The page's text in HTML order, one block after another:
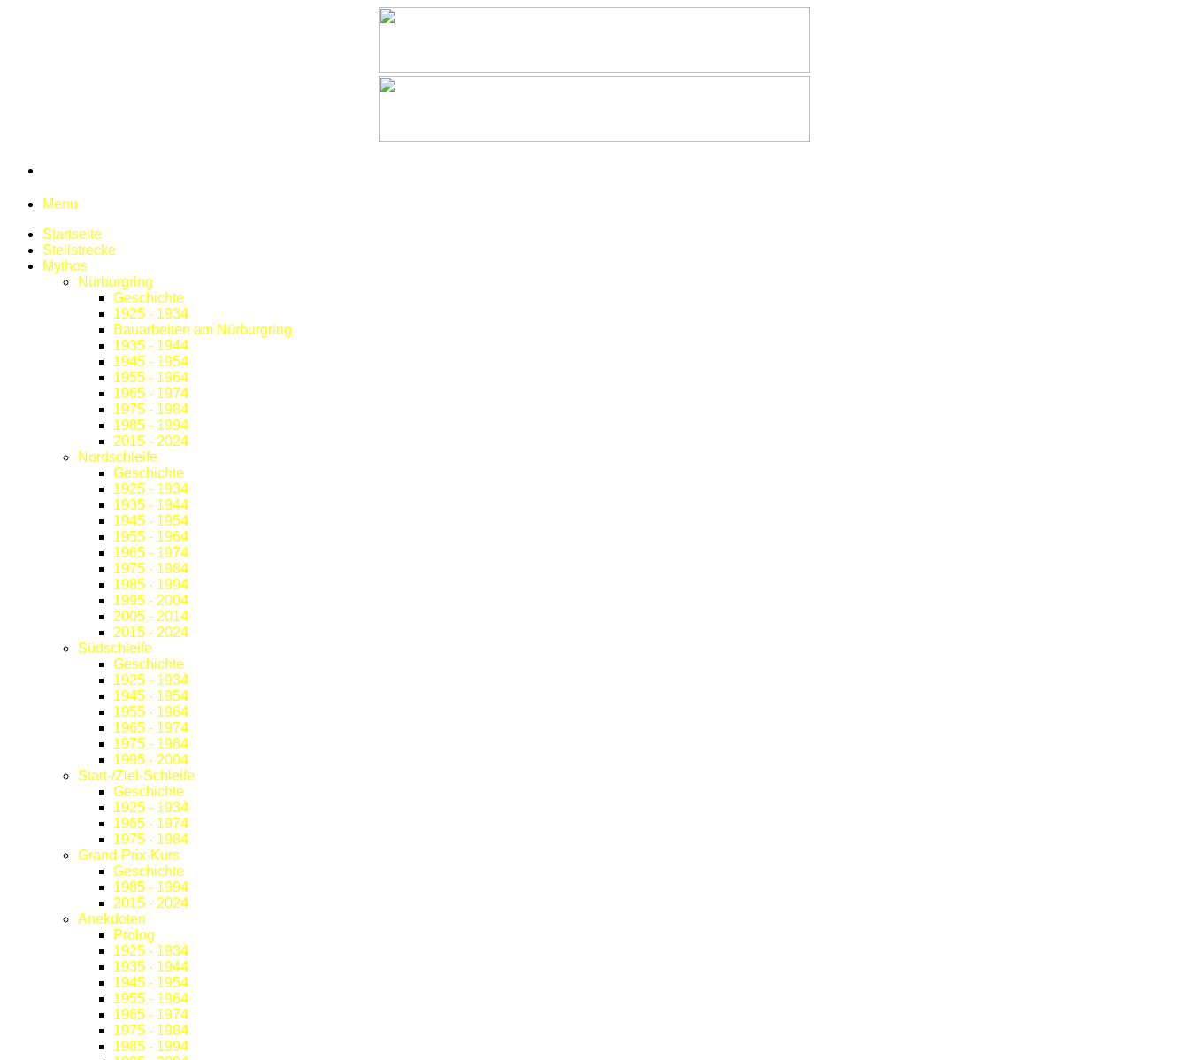
Menu
Startseite
Steilstrecke
Mythos
Nürburgring
Geschichte
1925 - 1934
Bauarbeiten am Nürburgring
1935 - 1944
1945 - 1954
1955 - 1964
1965 - 1974
1975 - 1984
1985 - 1994
2015 - 2024
Nordschleife
Geschichte
1925 - 1934
1935 - 1944
1945 - 1954
1955 - 1964
1965 - 1974
1975 - 1984
1985 - 1994
1995 - 2004
2005 - 2014
2015 - 2024
Südschleife
Geschichte
1925 - 1934
1945 - 1954
1955 - 1964
1965 - 1974
1975 - 1984
1995 - 2004
Start-/Ziel-Schleife
Geschichte
1925 - 1934
1965 - 1974
1975 - 1984
Grand-Prix-Kurs
Geschichte
1985 - 1994
2015 - 2024
Anekdoten
Prolog
1925 - 1934
1935 - 1944
1945 - 1954
1955 - 1964
1965 - 1974
1975 - 1984
1985 - 1994